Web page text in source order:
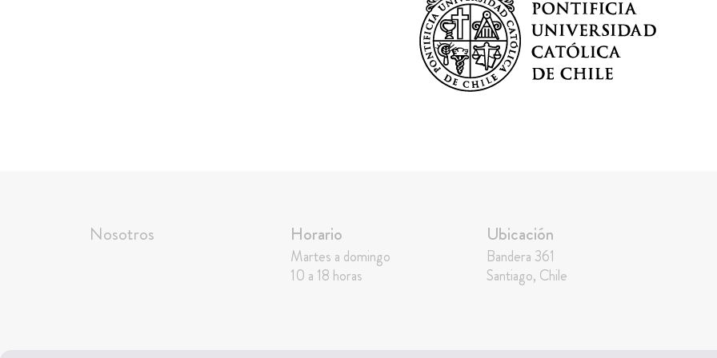
Nosotros Horario
Martes a domingo
10 a 18 horas
Ubicación
Bandera 361
Santiago, Chile